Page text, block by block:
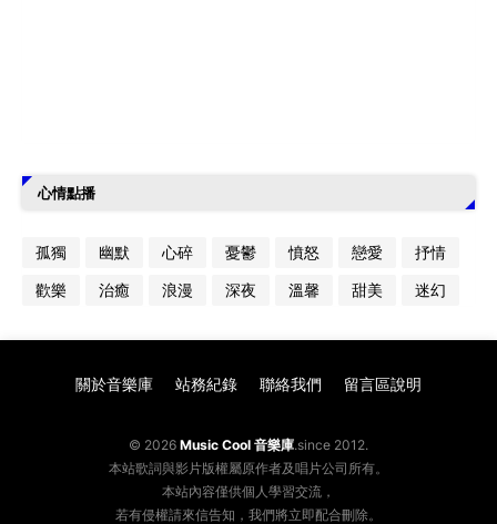
心情點播
孤獨 幽默 心碎 憂鬱 憤怒 戀愛
抒情
歡樂
治癒 浪漫 深夜 溫馨 甜美 迷幻
© 2026 Music Cool 音樂庫.since 2012.
本站歌詞與影片版權屬原作者及唱片公司所有。
本站內容僅供個人學習交流，
若有侵權請來信告知，我們將立即配合刪除。
關於音樂庫 站務紀錄 聯絡我們 留言區說明